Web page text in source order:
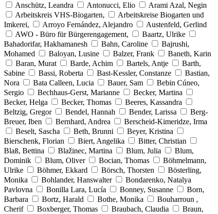
Anschütz, Leandra
Antonucci, Elio
Arami Azal, Negin
Arbeitskreis VHS-Biogarten,
Arbeitskreise Biogarten und
Imkerei,
Arroyo Fernández, Alejandro
Austenfeld, Gerlind
AWO - Büro für Bürgerengagement,
Baartz, Ulrike
Bahadorifar, Hakhamanesh
Bahn, Caroline
Bajrushi,
Mohamed
Baloyan, Lusine Balzer, Frank
Baneth, Karin
Baran, Murat
Barde, Achim Bartels, Antje
Barth,
Sabine
Bassi, Roberta Bast-Kessler, Constanze
Bastian,
Nora
Bata Calleen, Lucia Bauer, Sam
Bebin Cúneo,
Sergio
Bechhaus-Gerst, Marianne
Becker, Martina
Becker, Helga
Becker, Thomas
Beeres, Kassandra
Beltzig, Gregor
Bendel, Hannah Bender, Larissa
Berg-
Breuer, Iben
Bernhard, Andrea
Berscheid-Kimeridze, Irma
Beselt, Sascha
Beth, Brunni
Beyer, Kristina
Bierschenk, Florian
Biert, Angelika
Bitter, Christian
Blaß, Bettina
Blažinec, Martina Blum, Julia
Blum,
Dominik
Blum, Oliver Bocian, Thomas
Böhmelmann,
Ulrike
Böhmer, Ekkard Börsch, Thorsten
Bösterling,
Monika
Bohlander, Hanswalter
Bondarenko, Natalya
Pavlovna
Bonilla Lara, Lucía Bonney, Susanne
Born,
Barbara
Bortz, Harald Bothe, Monika
Bouharroun ,
Cherif
Boxberger, Thomas Braubach, Claudia
Braun,